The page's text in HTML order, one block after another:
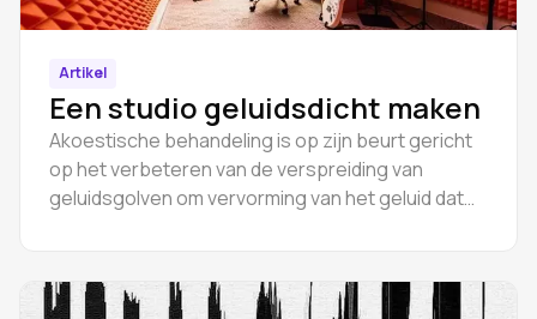
Artikel
Een studio geluidsdicht maken
Akoestische behandeling is op zijn beurt gericht
op het verbeteren van de verspreiding van
geluidsgolven om vervorming van het geluid dat